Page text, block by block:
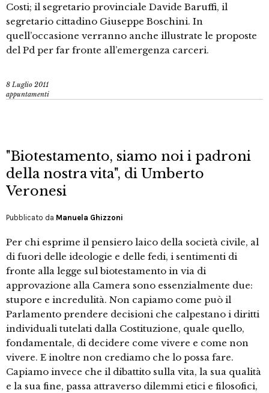
Costi; il segretario provinciale Davide Baruffi, il
segretario cittadino Giuseppe Boschini. In
quell’occasione verranno anche illustrate le proposte
del Pd per far fronte all’emergenza carceri.
8 Luglio 2011
appuntamenti
"Biotestamento, siamo noi i padroni
della nostra vita", di Umberto
Veronesi
Pubblicato da Manuela Ghizzoni
Per chi esprime il pensiero laico della società civile, al
di fuori delle ideologie e delle fedi, i sentimenti di
fronte alla legge sul biotestamento in via di
approvazione alla Camera sono essenzialmente due:
stupore e incredulità. Non capiamo come può il
Parlamento prendere decisioni che calpestano i diritti
individuali tutelati dalla Costituzione, quale quello,
fondamentale, di decidere come vivere e come non
vivere. E inoltre non crediamo che lo possa fare.
Capiamo invece che il dibattito sulla vita, la sua qualità
e la sua fine, passa attraverso dilemmi etici e filosofici,